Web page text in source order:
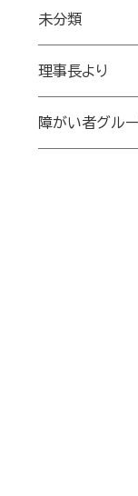
未分類
理事長より
障がい者グル